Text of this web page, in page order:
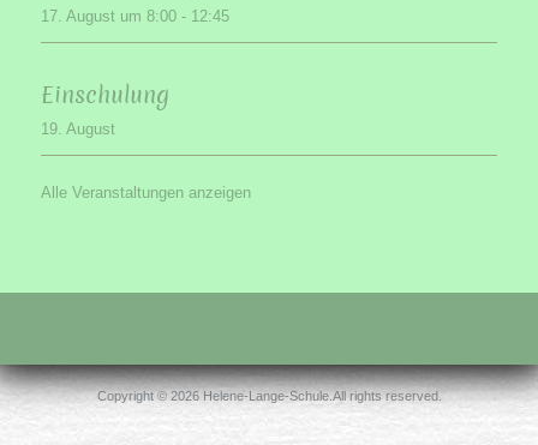
17. August um 8:00 - 12:45
Einschulung
19. August
Alle Veranstaltungen anzeigen
Copyright © 2026 Helene-Lange-Schule.All rights reserved.